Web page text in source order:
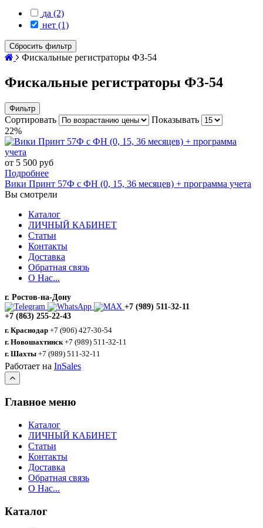
да (2)
нет (1)
Сбросить фильтр
Фискальные регистраторы ФЗ-54
Фискальные регистраторы ФЗ-54
Фильтр
Сортировать
Показывать
22%
от 5 500 руб
Подробнее
Вики Принт 57Ф с ФН (0, 15, 36 месяцев) + программа учета
Вы смотрели
Каталог
ЛИЧНЫЙ КАБИНЕТ
Статьи
Контакты
Доставка
Обратная связь
О Нас...
г. Ростов-на-Дону
+7 (989) 511-32-11
+7 (863) 255-22-43
г. Краснодар +7 (906) 427-30-54
г. Новошахтинск +7 (989) 511-32-11
г. Шахты +7 (989) 511-32-11
Работает на InSales
Главное меню
Каталог
ЛИЧНЫЙ КАБИНЕТ
Статьи
Контакты
Доставка
Обратная связь
О Нас...
Каталог